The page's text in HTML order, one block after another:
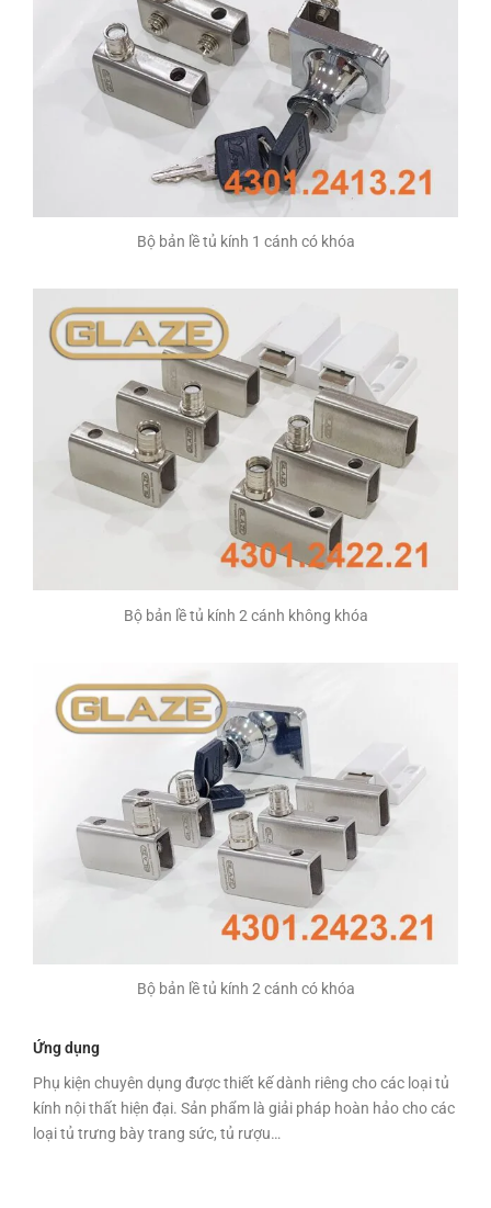
Bộ bản lề tủ kính 1 cánh có khóa
Bộ bản lề tủ kính 2 cánh không khóa
Bộ bản lề tủ kính 2 cánh có khóa
Ứng dụng
Phụ kiện chuyên dụng được thiết kế dành riêng cho các loại tủ
kính nội thất hiện đại. Sản phẩm là giải pháp hoàn hảo cho các
loại tủ trưng bày trang sức, tủ rượu…